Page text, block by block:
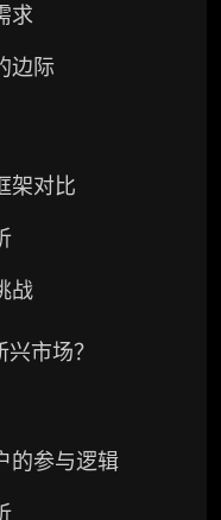
求
边际
架对比
战
市场？
的参与逻辑